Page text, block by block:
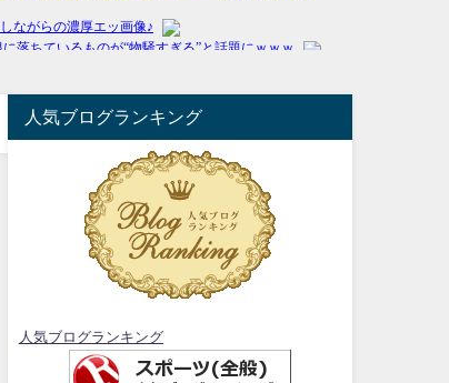
人気ブログランキング
人気ブログランキング